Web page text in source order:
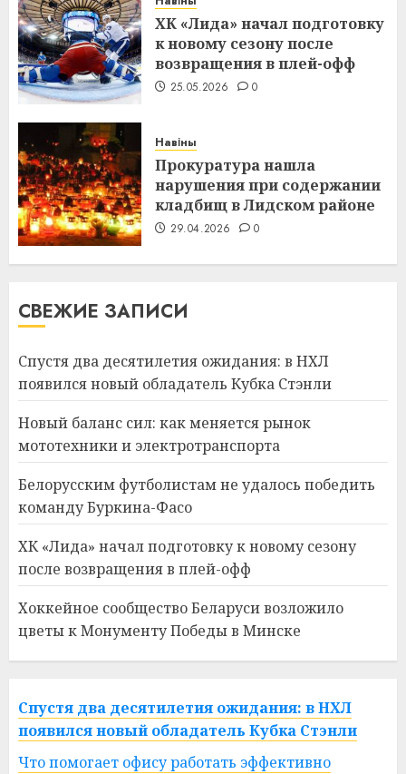
ХК «Лида» начал подготовку
к новому сезону после
возвращения в плей-офф
25.05.2026 0
Навіны
Прокуратура нашла
нарушения при содержании
кладбищ в Лидском районе
29.04.2026 0
СВЕЖИЕ ЗАПИСИ
Спустя два десятилетия ожидания: в НХЛ
появился новый обладатель Кубка Стэнли
Новый баланс сил: как меняется рынок
мототехники и электротранспорта
Белорусским футболистам не удалось победить
команду Буркина-Фасо
ХК «Лида» начал подготовку к новому сезону
после возвращения в плей-офф
Хоккейное сообщество Беларуси возложило
цветы к Монументу Победы в Минске
Спустя два десятилетия ожидания: в НХЛ
появился новый обладатель Кубка Стэнли
Что помогает офису работать эффективно